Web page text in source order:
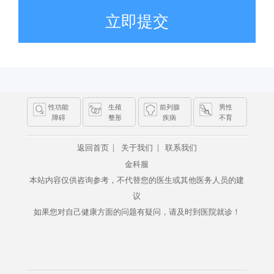
立即提交
性功能
障碍
生殖
整形
前列腺
疾病
男性
不育
返回首页 | 关于我们 |
联系我们
金科服
本站内容仅供咨询参考，不代替您的医生或其他医务人员的建
议
如果您对自己健康方面的问题有疑问，请及时到医院就诊！